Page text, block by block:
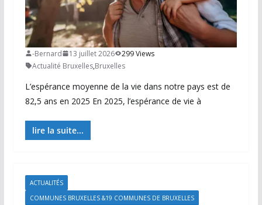
-Bernard 13 juillet 2026
299 Views
Actualité Bruxelles,Bruxelles
L’espérance moyenne de la vie dans notre pays est de
82,5 ans en 2025 En 2025, l’espérance de vie à
lire la suite...
ACTUALITÉS
COMMUNES BRUXELLES &19 COMMUNES DE BRUXELLES